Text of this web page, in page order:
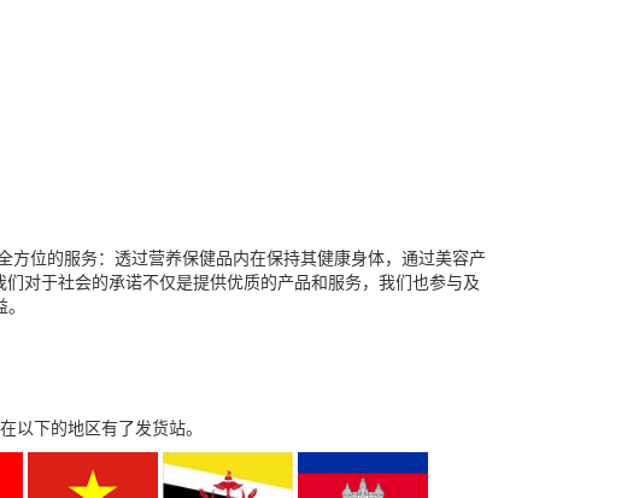
位的服务：透过营养保健品内在保持其健康身体，通过美容产
对于社会的承诺不仅是提供优质的产品和服务，我们也参与及
以下的地区有了发货站。